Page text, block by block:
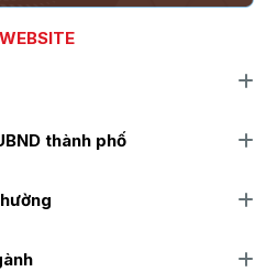
thành phố